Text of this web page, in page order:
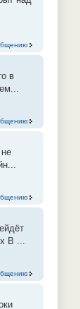
в
В ...